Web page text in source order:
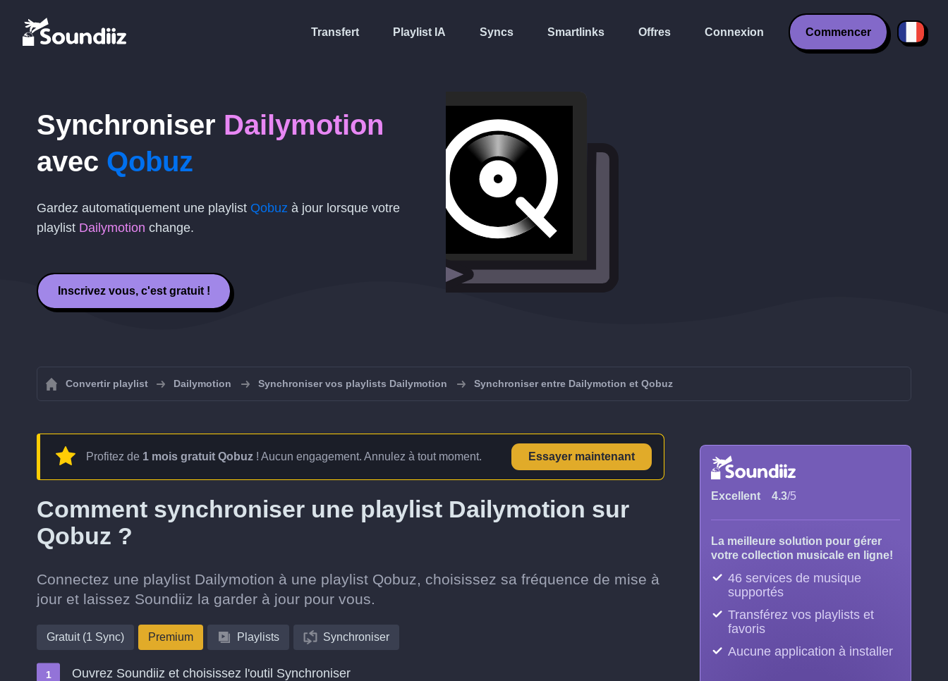
Transfert Playlist IA Syncs Smartlinks Offres Connexion Commencer
Synchroniser Dailymotion
avec Qobuz
Gardez automatiquement une playlist Qobuz à jour lorsque votre
playlist Dailymotion change.
Inscrivez vous, c'est gratuit !
Convertir playlist Dailymotion Synchroniser vos playlists Dailymotion Synchroniser entre Dailymotion et Qobuz
Profitez de 1 mois gratuit Qobuz ! Aucun engagement. Annulez à tout moment. Essayer maintenant
Comment synchroniser une playlist Dailymotion sur
Qobuz ?
Connectez une playlist Dailymotion à une playlist Qobuz, choisissez sa fréquence de mise à
jour et laissez Soundiiz la garder à jour pour vous.
Gratuit (1 Sync) Premium Playlists Synchroniser
Ouvrez Soundiiz et choisissez l'outil Synchroniser
Excellent 4.3/5
La meilleure solution pour gérer
votre collection musicale en ligne!
46 services de musique
supportés
Transférez vos playlists et
favoris
Aucune application à installer